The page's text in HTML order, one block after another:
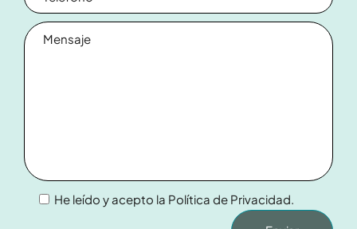
He leído y acepto la Política de Privacidad